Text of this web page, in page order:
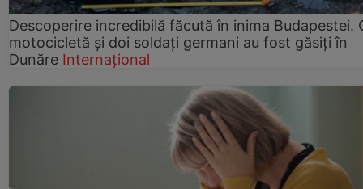
Descoperire incredibilă făcută în inima Budapestei.
motocicletă și doi soldați germani au fost găsiți în
Dunăre Internațional